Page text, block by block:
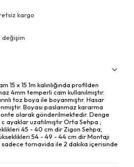
kargo
değişim
15 x 15 1m kalınlığında profilden
4mm temperli cam kullanılmıştır.
toz boya ile boyanmıştır. Hasar
Boyası paslanmaz kararma
olarak gönderilmektedir. Denge
ayaklar uzatılmıştır Orta Sehpa ;
45 - 40 cm dir Zigon Sehpa;
54 - 49 - 44 cm dir Montajı
tornavida ile 2 dakika içerisinde